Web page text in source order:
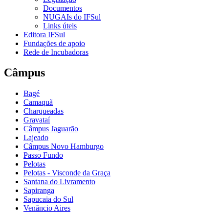
Documentos
NUGAIs do IFSul
Links úteis
Editora IFSul
Fundações de apoio
Rede de Incubadoras
Câmpus
Bagé
Camaquã
Charqueadas
Gravataí
Câmpus Jaguarão
Lajeado
Câmpus Novo Hamburgo
Passo Fundo
Pelotas
Pelotas - Visconde da Graça
Santana do Livramento
Sapiranga
Sapucaia do Sul
Venâncio Aires